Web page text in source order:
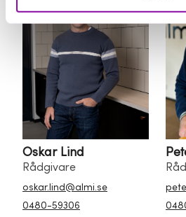
Oskar Lind
Rådgivare
oskar.lind@almi.se
0480-59306